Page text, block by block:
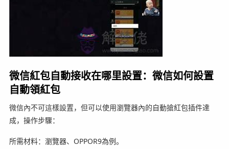
微信紅包自動接收在哪里設置：微信如何設置
自動領紅包
微信內不可這樣設置，但可以使用瀏覽器內的自動搶紅包插件達
成，操作步驟：
所需材料：瀏覽器、OPPOR9為例。